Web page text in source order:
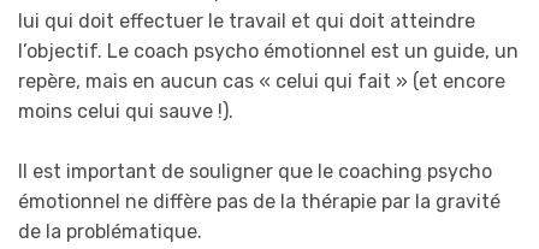
lui qui doit effectuer le travail et qui doit atteindre
l’objectif. Le coach psycho émotionnel est un guide, un
repère, mais en aucun cas « celui qui fait » (et encore
moins celui qui sauve !).
Il est important de souligner que le coaching psycho
émotionnel ne diffère pas de la thérapie par la gravité
de la problématique.